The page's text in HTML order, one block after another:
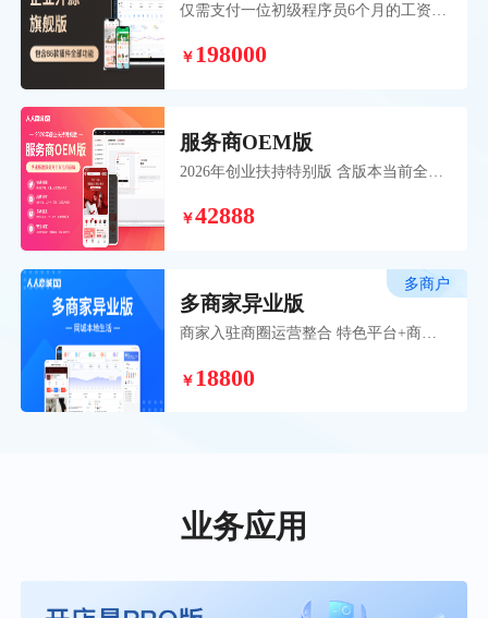
仅需支付一位初级程序员6个月的工资，
年开发并持续维护的成熟系统。 帮助您
￥198000
服务商OEM版
2026年创业扶持特别版 含版本当前全部
卡，赠送OEM权益助力服务商开启创业
￥42888
多商家异业版
商家入驻商圈运营整合 特色平台+商户
营+联营本地化平台策略。
￥18800
多商户
业务应用